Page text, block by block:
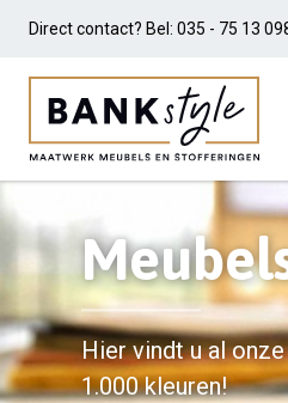
Direct contact? Bel: 035 - 75 13
Hier vindt u al
1.000 kleuren!